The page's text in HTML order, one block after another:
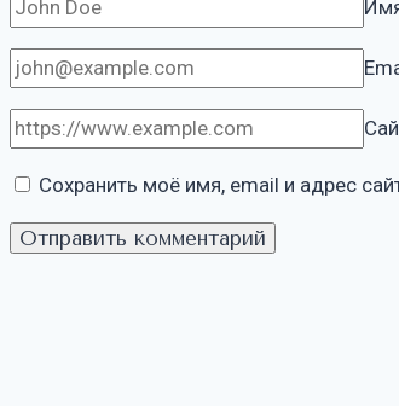
Сохранить моё имя, email и адрес